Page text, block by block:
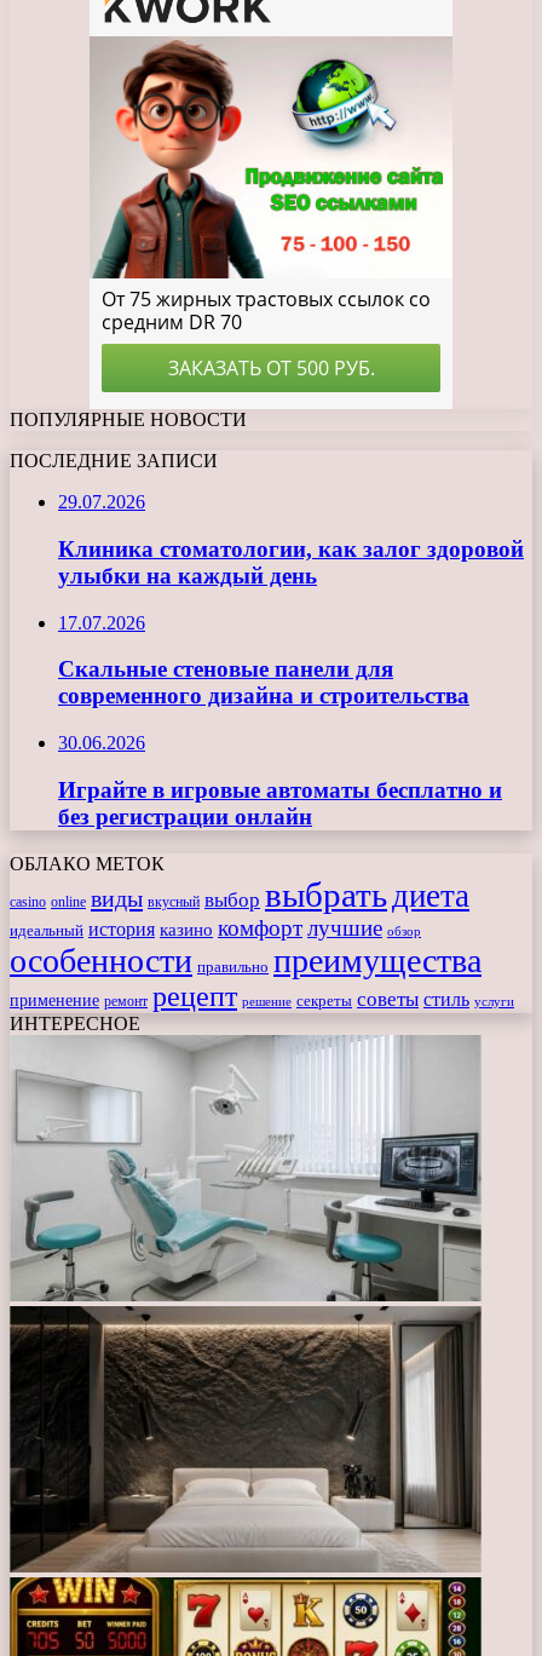
ПОПУЛЯРНЫЕ НОВОСТИ
ПОСЛЕДНИЕ ЗАПИСИ
29.07.2026
Клиника стоматологии, как залог здоровой
улыбки на каждый день
17.07.2026
Скальные стеновые панели для
современного дизайна и строительства
30.06.2026
Играйте в игровые автоматы бесплатно и
без регистрации онлайн
ОБЛАКО МЕТОК
casino online виды вкусный выбор выбрать диета
идеальный история казино комфортлучшие обзор
особенности правильно преимущества
применение ремонт рецепт решение секреты советы стиль услуги
ИНТЕРЕСНОЕ